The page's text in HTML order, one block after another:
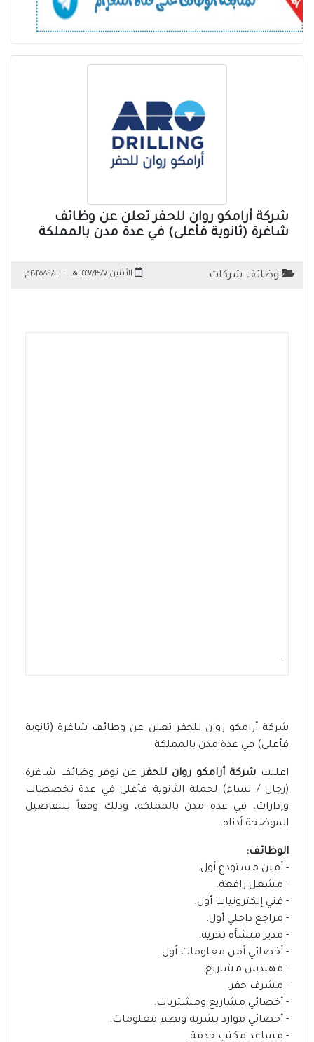
شركة أرامكو روان للحفر تعلن عن وظائف
شاغرة (ثانوية فأعلى) في عدة مدن بالمملكة
وظائف شركات الأثنين ١٤٤٧/٣/٧ هـ - ٢٠٢٥/٠٩/٠١م
-
شركة أرامكو روان للحفر تعلن عن وظائف شاغرة (ثانوية
فأعلى) في عدة مدن بالمملكة
اعلنت شركة أرامكو روان للحفرعن توفر وظائف شاغرة
(رجال / نساء) لحملة الثانوية فأعلى في عدة تخصصات
وإدارات، في عدة مدن بالمملكة، وذلك وفقاً للتفاصيل
الموضحة أدناه.
الوظائف:
- أمين مستودع أول.
- مشغل رافعة.
- فني إلكترونيات أول.
- مراجع داخلي أول.
- مدير منشأة بحرية.
- أخصائي أمن معلومات أول.
- مهندس مشاريع.
- مشرف حفر.
- أخصائي مشاريع ومشتريات.
- أخصائي موارد بشرية ونظم معلومات.
- مساعد مكتب خدمة.